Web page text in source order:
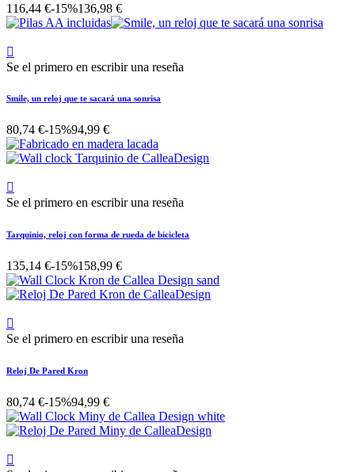
116,44 €-15%136,98 €

Se el primero en escribir una reseña
Smile, un reloj que te sacará una sonrisa
80,74 €-15%94,99 €

Se el primero en escribir una reseña
Tarquinio, reloj con forma de rueda de bicicleta
135,14 €-15%158,99 €

Se el primero en escribir una reseña
Reloj De Pared Kron
80,74 €-15%94,99 €
